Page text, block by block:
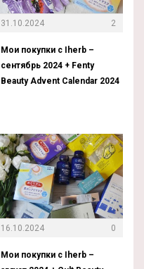
31.10.2024 2
Мои покупки с Iherb –
сентябрь 2024 + Fenty
Beauty Advent Calendar 2024
16.10.2024 0
Мои покупки с Iherb –